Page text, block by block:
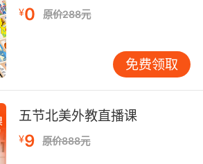
¥0 原价288元
免费领取
五节北美外教直播课
¥9 原价888元